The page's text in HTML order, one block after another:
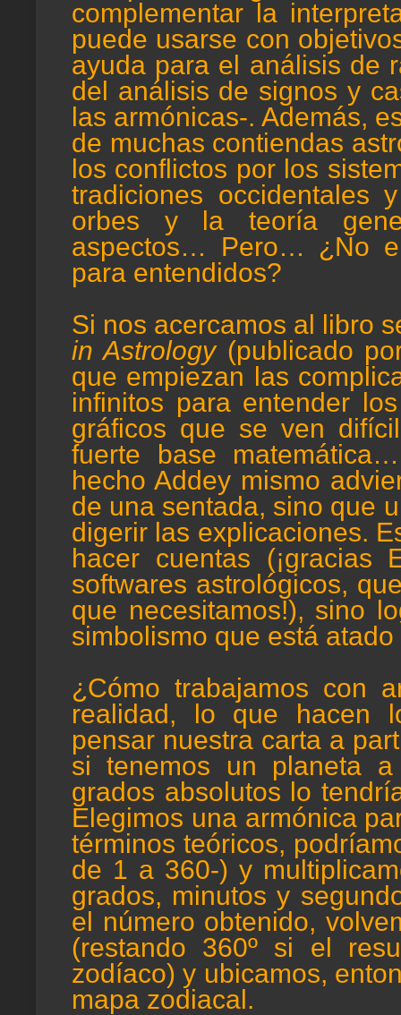
complementar la
puede usarse con
ayuda para el análisis de
del análisis de signos y
las armónicas-. Además,
de muchas contiendas
los conflictos por los
tradiciones occidentales
orbes y la teoría
aspectos… Pero… ¿No
para entendidos?
Si nos acercamos al libro
in Astrology(publicado
que empiezan las
infinitos para entender
gráficos que se ven
fuerte base
hecho Addey mismo
de una sentada, sino que
digerir las explicaciones.
hacer cuentas (¡gracias
softwares astrológicos,
que necesitamos!), sino
simbolismo que está
¿Cómo trabajamos con
realidad, lo que hacen
pensar nuestra carta a
si tenemos un planeta
grados absolutos lo
Elegimos una armónica
términos teóricos,
de 1 a 360-) y
grados, minutos y
el número obtenido,
(restando 360º si el
zodíaco) y ubicamos,
mapa zodiacal.